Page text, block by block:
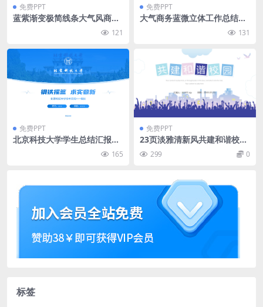
免费PPT
蓝紫渐变极简线条大气风商务
121
免费PPT
大气商务蓝微立体工作总结计
131
免费PPT
北京科技大学学生总结汇报答
165
免费PPT
23页淡雅清新风共建和谐校园
ppt模板
299 0
标签